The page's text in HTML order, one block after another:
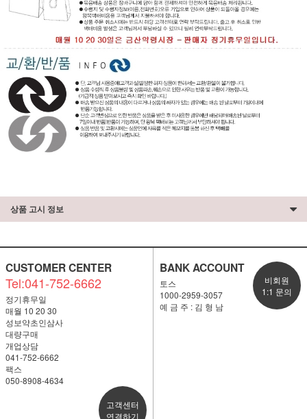
상품 고시 정보
CUSTOMER CENTER
Tel:041-752-6662
정기휴무일
매월 10 20 30
성보약초인삼사
대량구매
개업상담
041-752-6662
팩스
050-8908-4634
고객센터
연결하기
BANK ACCOUNT
토스
1000-2959-3057
예 금 주 : 김 형 남
비회원
1:1 문의